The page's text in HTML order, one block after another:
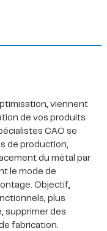
viennent
de vos produits
CAO se
de production,
du métal par
le mode de
Objectif,
plus
supprimer des
fabrication.